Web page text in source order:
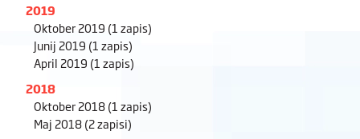
2019
Oktober 2019 (1 zapis)
Junij 2019 (1 zapis)
April 2019 (1 zapis)
2018
Oktober 2018(1 zapis)
Maj 2018(2 zapisi)